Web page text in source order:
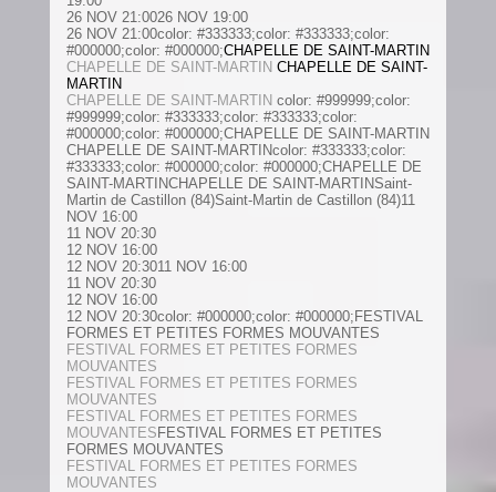
26 NOV 21:0026 NOV19:00
26 NOV 21:00color: #333333;color: #333333;color:
#000000;color: #000000;CHAPELLE DE SAINT-MARTIN
CHAPELLE DE SAINT-MARTIN CHAPELLE DE SAINT-
MARTIN
CHAPELLE DE SAINT-MARTIN color: #999999;color:
#999999;color: #333333;color: #333333;color:
#000000;color: #000000;CHAPELLE DE SAINT-MARTIN
CHAPELLE DE SAINT-MARTINcolor: #333333;color:
#333333;color: #000000;color: #000000;CHAPELLE DE
SAINT-MARTINCHAPELLE DE SAINT-MARTINSaint-
Martin de Castillon (84)Saint-Martin de Castillon (84)11
NOV 16:00
11 NOV 20:30
12 NOV 16:00
12 NOV 20:3011 NOV 16:00
11 NOV 20:30
12 NOV 16:00
12 NOV 20:30color: #000000;color: #000000;FESTIVAL
FORMES ET PETITES FORMES MOUVANTES
FESTIVAL FORMES ET PETITES FORMES
MOUVANTES
FESTIVAL FORMES ET PETITES FORMES
MOUVANTES
FESTIVAL FORMES ET PETITES FORMES
MOUVANTES FESTIVAL FORMES ET PETITES
FORMES MOUVANTES
FESTIVAL FORMES ET PETITES FORMES
MOUVANTES